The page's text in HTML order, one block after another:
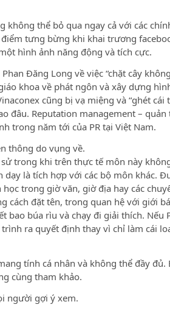
không thể bỏ qua ngay cả với các
tưng bừng khi khai trương
hình ảnh năng động và tích cực.
Đăng Long về việc “chặt cây
khoa về phát ngôn và xây dựng
cũng bị vạ miệng và “ghét cái
đâu. Reputation management –
trong năm tới của PR tại Việt Nam.
thông do vụng về.
trong khi trên thực tế môn này
là tích hợp với các bộ môn khác.
trong giờ văn, giờ địa hay các
cách đặt tên, trong quan hệ với giới
bao búa rìu và chạy đi giải thích. Nếu
ra quyết định thay vì chỉ làm cái
tính cá nhân và không thể đầy đủ.
cùng tham khảo.
người gợi ý xem.